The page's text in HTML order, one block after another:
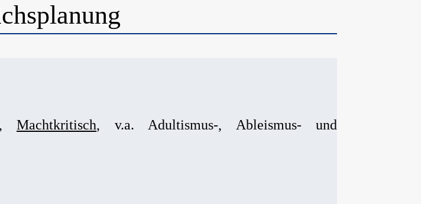
Machtkritisch, v.a. Adultismus-, Ableismus- und